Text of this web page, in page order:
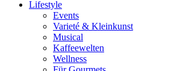
Lifestyle
Events
Varieté & Kleinkunst
Musical
Kaffeewelten
Wellness